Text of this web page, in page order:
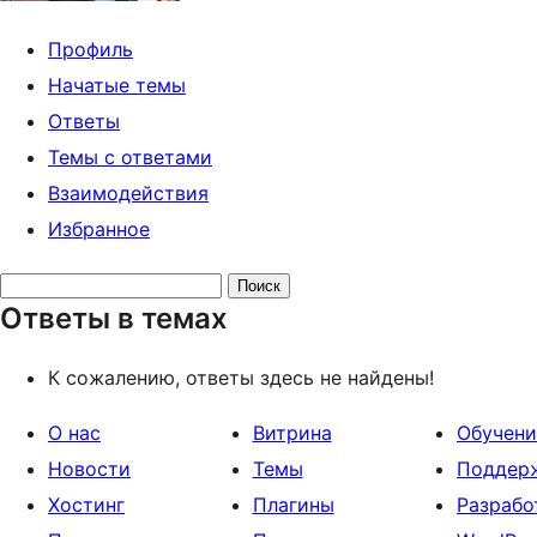
Профиль
Начатые темы
Ответы
Темы с ответами
Взаимодействия
Избранное
ответов:
Ответы в темах
К сожалению, ответы здесь не найдены!
О нас
Новости
Хостинг
Витрина
Темы
Плагины